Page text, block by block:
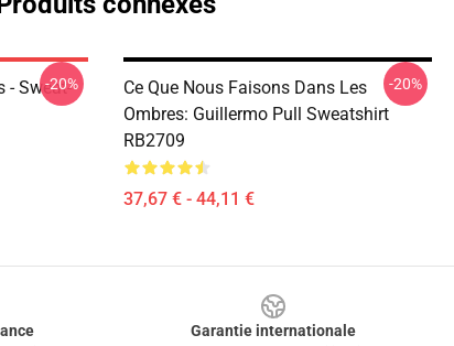
- Sweat-
-20%
Ce Que Nous Faisons Dans Les
Ombres: Guillermo Pull Sweatshirt
RB2709
37,67 € - 44,11 €
-20%
Garantie internationale